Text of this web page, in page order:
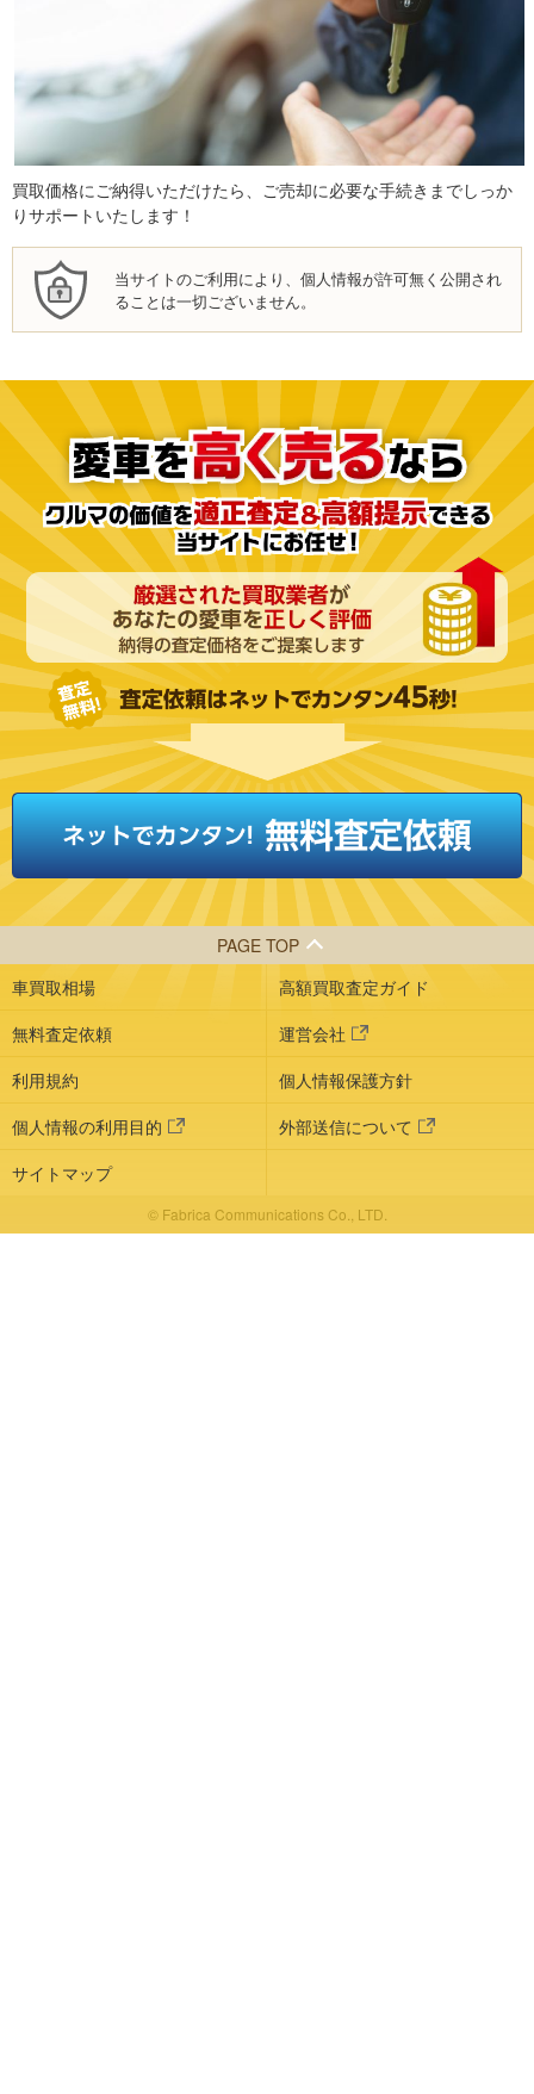
買取価格にご納得いただけたら、ご売却に必要な手続きまでしっか
りサポートいたします！
当サイトのご利用により、個人情報が許可無く公開され
ることは一切ございません。
PAGE TOP
車買取相場
高額買取査定ガイド
無料査定依頼
運営会社
利用規約
個人情報保護方針
個人情報の利用目的
外部送信について
サイトマップ
© Fabrica Communications Co., LTD.